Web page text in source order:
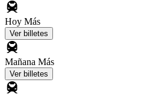
Hoy Más
Ver billetes
Mañana Más
Ver billetes